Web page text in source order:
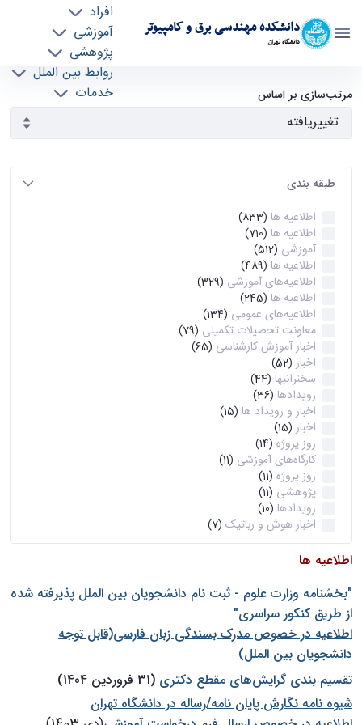
دانشکده مهندسی برق و کامپیوتر
دانشگاه تهران
افراد
آموزشی
پژوهشی
روابط بین الملل
خدمات
آرشیو اطلاعیه ها - ece- دانشکده مهندسی برق و
کامپیوتر
مرتب‌سازی بر اساس
طبقه بندی
اطلاعیه ها (833)
اطلاعیه ها (710)
آموزشی (512)
اطلاعیه ها (489)
اطلاعیه‌های‌ آموزشی (329)
اطلاعیه ها (245)
اطلاعیه‌های عمومی (134)
معاونت تحصیلات تکمیلی (79)
اخبار آموزش کارشناسی (65)
اخبار (52)
سخنرانیها (44)
رویدادها (36)
اخبار و رویداد ها (15)
اخبار (15)
روز پروژه (14)
کارگاه‌های آموزشی (11)
روز پروژه (11)
پژوهشی (11)
رویدادها (10)
اخبار هوش و رباتیک (7)
اطلاعیه ها
"بخشنامه وزارت علوم - ثبت نام دانشجويان بين الملل پذيرفته شده
از طريق كنكور سراسری"
اطلاعیه در خصوص مدرک بسندگی زبان فارسی(قابل توجه
دانشجویان بین الملل)
تقسیم بندی گرایش‌های مقطع دکتری(31 فروردین 1404)
شيوه نامه نگارش پايان نامه/رساله در دانشگاه تهران